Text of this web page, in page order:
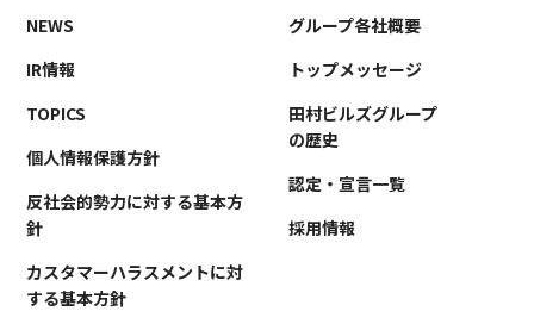
環境リサイクル事業
TAMURA MEDIA
オリジナルグッズ
メディア実績
RECRUIT/エントリー
NEWS
IR情報
TOPICS
個人情報保護方針
反社会的勢力に対する基本方
針
カスタマーハラスメントに対
する基本方針
グループ各社概要
トップメッセージ
田村ビルズグループ
の歴史
認定・宣言一覧
採用情報